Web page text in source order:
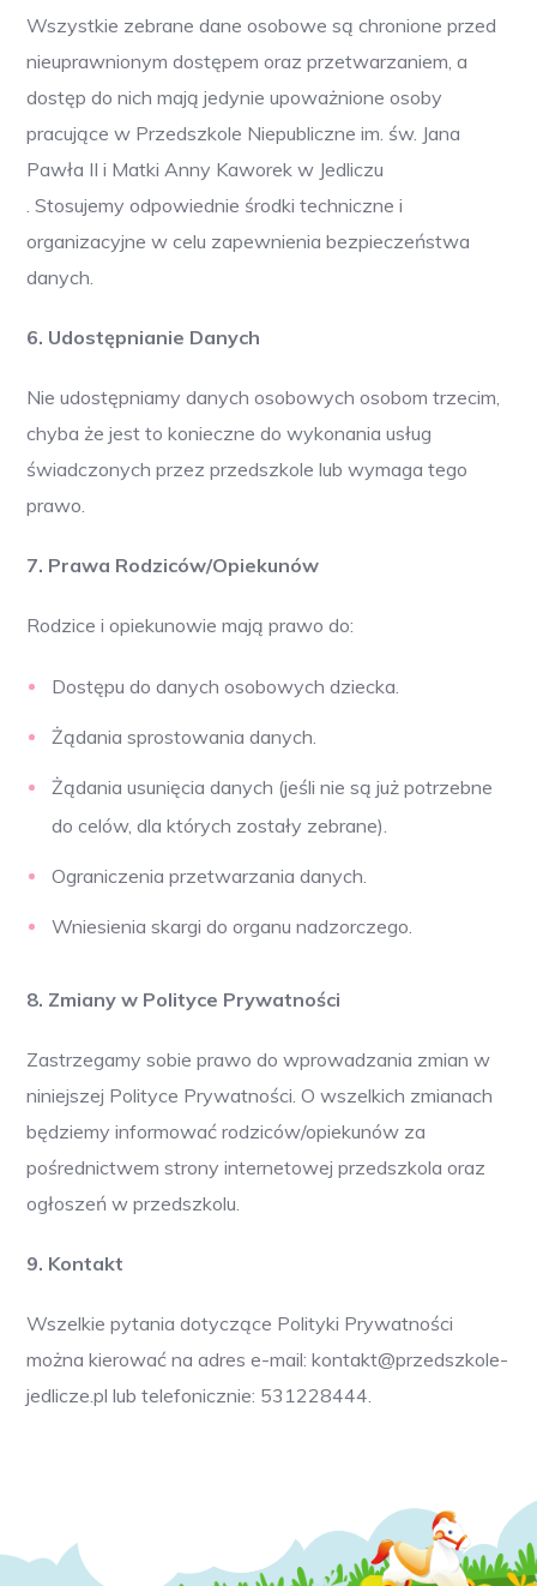
Wszystkie zebrane dane osobowe są chronione przed
nieuprawnionym dostępem oraz przetwarzaniem, a
dostęp do nich mają jedynie upoważnione osoby
pracujące w Przedszkole Niepubliczne im. św. Jana
Pawła II i Matki Anny Kaworek w Jedliczu
. Stosujemy odpowiednie środki techniczne i
organizacyjne w celu zapewnienia bezpieczeństwa
danych.
6. Udostępnianie Danych
Nie udostępniamy danych osobowych osobom trzecim,
chyba że jest to konieczne do wykonania usług
świadczonych przez przedszkole lub wymaga tego
prawo.
7. Prawa Rodziców/Opiekunów
Rodzice i opiekunowie mają prawo do:
Dostępu do danych osobowych dziecka.
Żądania sprostowania danych.
Żądania usunięcia danych (jeśli nie są już potrzebne
do celów, dla których zostały zebrane).
Ograniczenia przetwarzania danych.
Wniesienia skargi do organu nadzorczego.
8. Zmiany w Polityce Prywatności
Zastrzegamy sobie prawo do wprowadzania zmian w
niniejszej Polityce Prywatności. O wszelkich zmianach
będziemy informować rodziców/opiekunów za
pośrednictwem strony internetowej przedszkola oraz
ogłoszeń w przedszkolu.
9. Kontakt
Wszelkie pytania dotyczące Polityki Prywatności
można kierować na adres e-mail: kontakt@przedszkole-
jedlicze.pl lub telefonicznie: 531228444.